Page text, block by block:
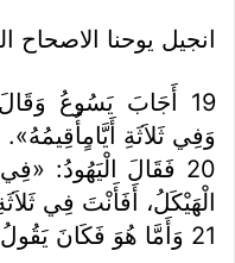
انجيل يوحنا الاصحاح
19 أَجَابَ يَسُوعُ
وَفِي ثَلاَثَةِ أَيَّامٍأُقِيمُهُ».
20 فَقَالَ الْيَهُودُ:
الْهَيْكَلُ، أَفَأَنْتَ فِي
21 وَأَمَّا هُوَ فَكَانَ يَقُولُ عَنْ هَيْكَلِ جَسَدِهِ.